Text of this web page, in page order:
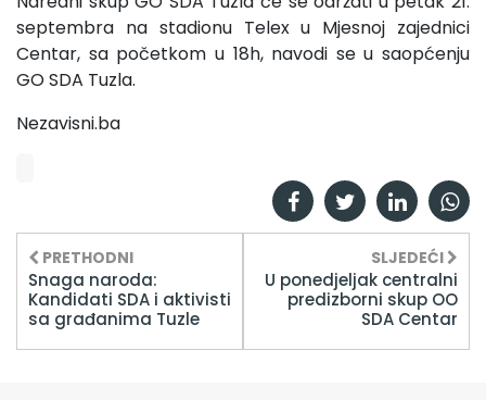
septembra na stadionu Telex u Mjesnoj zajednici
Centar, sa početkom u 18h, navodi se u saopćenju
GO SDA Tuzla.
Nezavisni.ba
PRETHODNI
Snaga naroda:
Kandidati SDA i aktivisti
sa građanima Tuzle
SLJEDEĆI
U ponedjeljak centralni
predizborni skup OO
SDA Centar